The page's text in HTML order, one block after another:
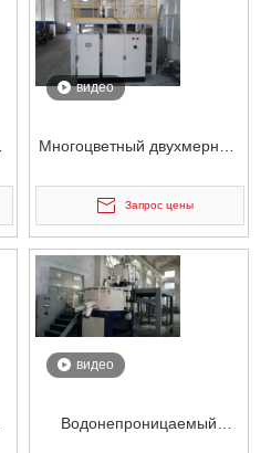
видео
Многоцветный двухмерный
смеситель для склеивания
Запрос цены
видео
Водонепроницаемый